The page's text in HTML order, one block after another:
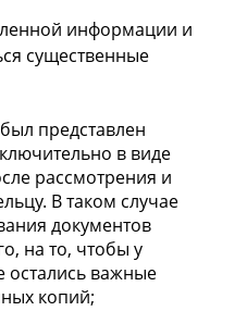
информации и
существенные
представлен
в виде
рассмотрения и
В таком случае
документов
на то, чтобы у
остались важные
копий;